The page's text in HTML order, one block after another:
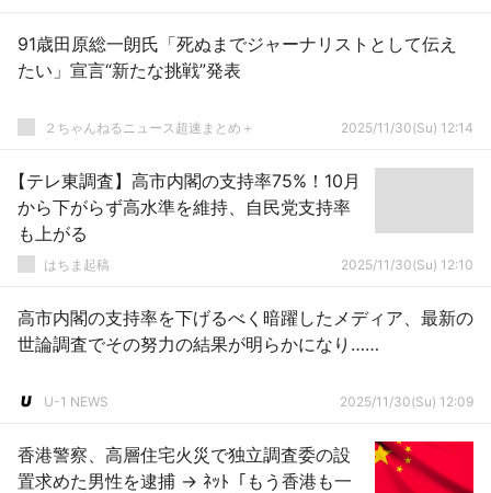
91歳田原総一朗氏「死ぬまでジャーナリストとして伝え
たい」宣言“新たな挑戦”発表
２ちゃんねるニュース超速まとめ＋ 2025/11/30(Su) 12:14
【テレ東調査】高市内閣の支持率75%！10月
から下がらず高水準を維持、自民党支持率
も上がる
はちま起稿 2025/11/30(Su) 12:10
高市内閣の支持率を下げるべく暗躍したメディア、最新の
世論調査でその努力の結果が明らかになり……
U-1 NEWS 2025/11/30(Su) 12:09
香港警察、高層住宅火災で独立調査委の設
置求めた男性を逮捕 → ﾈｯﾄ「もう香港も一